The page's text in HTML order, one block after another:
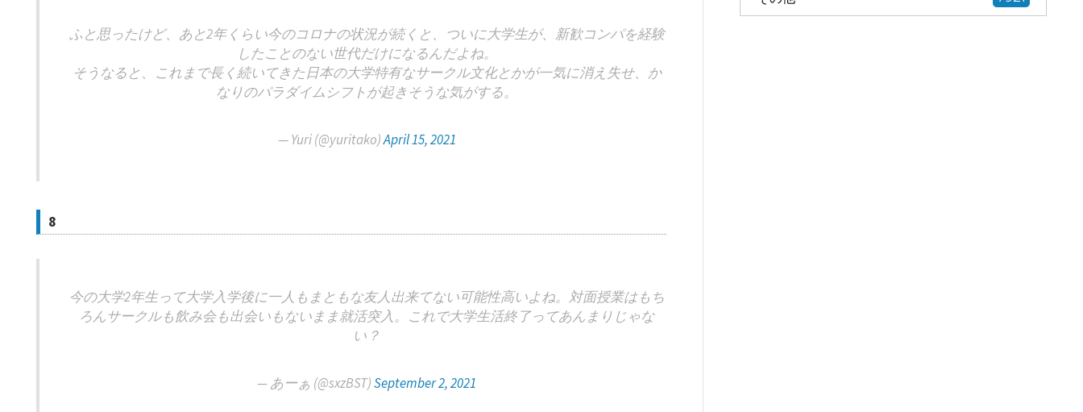
ふと思ったけど、あと2年くらい今のコロナの状況が続くと、ついに大学生が、新歓コンパを経験
したことのない世代だけになるんだよね。
そうなると、これまで長く続いてきた日本の大学特有なサークル文化とかが一気に消え失せ、か
なりのパラダイムシフトが起きそうな気がする。
— Yuri (@yuritako)April 15, 2021
8
今の大学2年生って大学入学後に一人もまともな友人出来てない可能性高いよね。対面授業はもち
ろんサークルも飲み会も出会いもないまま就活突入。これで大学生活終了ってあんまりじゃな
い？
— あーぁ (@sxzBST)September 2, 2021